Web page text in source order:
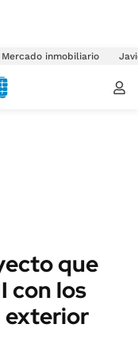
Mercado inmobiliario
que
con los
exterior